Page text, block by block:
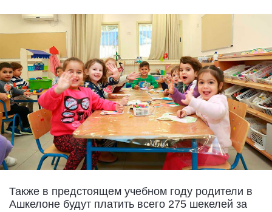
Также в предстоящем учебном году родители в
Ашкелоне будут платить всего 275 шекелей за